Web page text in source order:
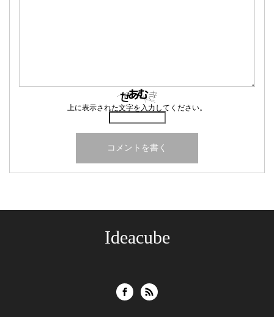
上に表示された文字を入力してください。
Ideacube